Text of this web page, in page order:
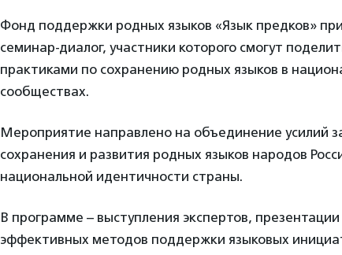
Фонд поддержки родных языков «Язык предков»
семинар-диалог, участники которого смогут
практиками по сохранению родных языков в
сообществах.
Мероприятие направлено на объединение усилий
сохранения и развития родных языков народов
национальной идентичности страны.
В программе – выступления экспертов,
эффективных методов поддержки языковых